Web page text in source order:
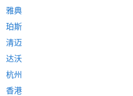
雅典
珀斯
清迈
达沃
杭州
香港